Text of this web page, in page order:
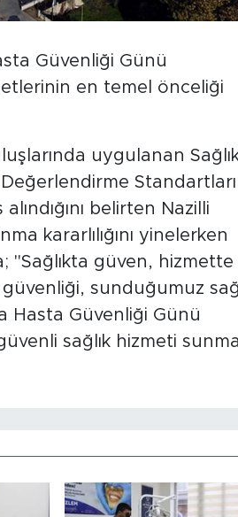
Güvenliği Günü
en temel önceliği
uygulanan
Değerlendirme Standartları
belirten Nazilli
kararlılığını yinelerken
"Sağlıkta güven, hizmette
sunduğumuz
Hasta Güvenliği Günü
sağlık hizmeti sunma